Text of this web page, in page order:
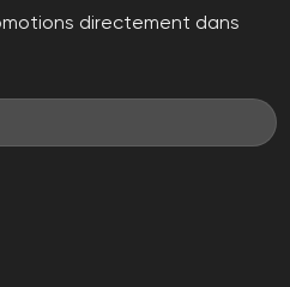
directement dans